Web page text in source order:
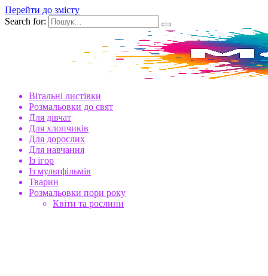
Перейти до змісту
Search for:
Вітальні листівки
Розмальовки до свят
Для дівчат
Для хлопчиків
Для дорослих
Для навчання
Із ігор
Із мультфільмів
Тварин
Розмальовки пори року
Квіти та рослини